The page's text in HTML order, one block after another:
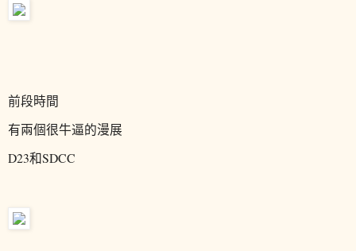
前段時間
有兩個很牛逼的漫展
D23和SDCC